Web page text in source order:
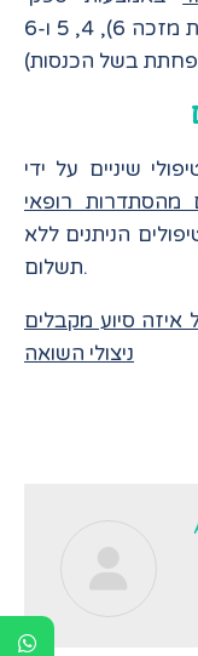
הסיעוד, והוא ברמות 3 (רק ברמת תלות מזכה 6), 4, 5 ו-6
שיניים על ידי
מהסתדרות רופאי
הניתנים ללא
תשלום.
איזה סיוע מקבלים
ניצולי השואה